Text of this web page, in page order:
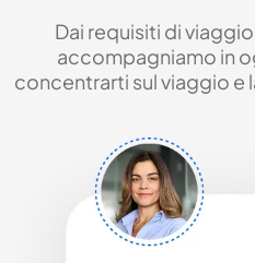
Dai requisiti di
accompagniamo in
concentrarti sul viaggio e